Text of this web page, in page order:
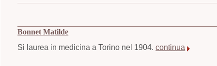
Bonnet Matilde
Si laurea in medicina a Torino nel 1904.continua